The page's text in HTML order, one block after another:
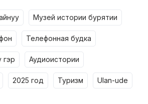
музей истории бурятии
телефонная будка
гэр аудиоистории
2025 год туризм ulan-ude